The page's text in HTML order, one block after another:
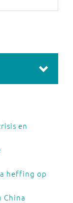
en
heffing op
China